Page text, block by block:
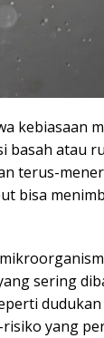
kebiasaan
basah atau
terus-
bisa
sering
yang